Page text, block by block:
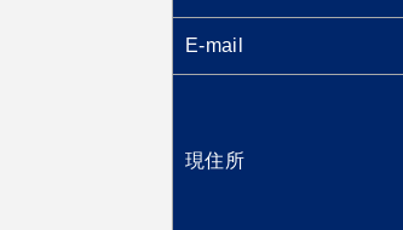
E-mail
現住所